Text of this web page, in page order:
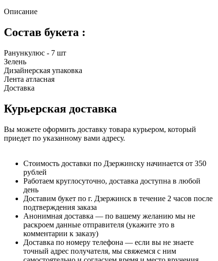
Описание
Состав букета :
Ранункулюс - 7 шт
Зелень
Дизайнерская упаковка
Лента атласная
Доставка
Курьерская доставка
Вы можете оформить доставку товара курьером, который
приедет по указанному вами адресу.
Стоимость доставки по Дзержинску начинается от 350
рублей
Работаем круглосуточно, доставка доступна в любой
день
Доставим букет по г. Дзержинск в течение 2 часов после
подтверждения заказа
Анонимная доставка — по вашему желанию мы не
раскроем данные отправителя (укажите это в
комментарии к заказу)
Доставка по номеру телефона — если вы не знаете
точный адрес получателя, мы свяжемся с ним